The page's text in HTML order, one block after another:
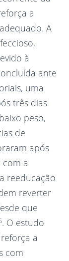
a
A
à
ante
uma
três dias
peso,
de
após
a
reeducação
reverter
que
. O estudo
reforça a
com